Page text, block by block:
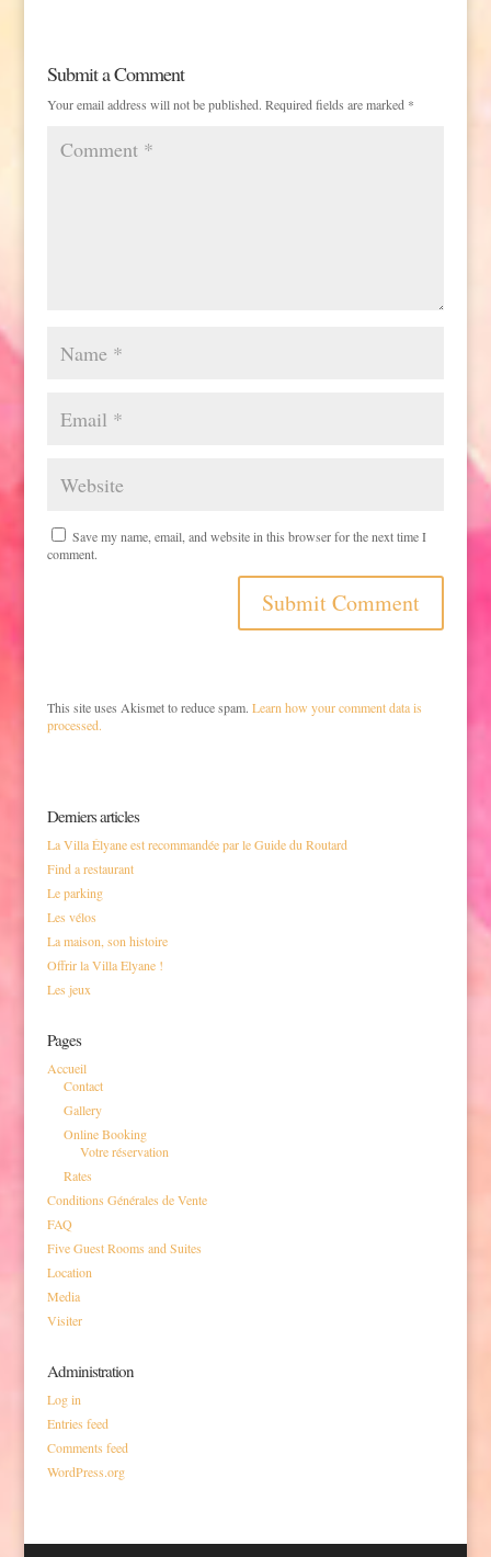
Submit a Comment
Your email address will not be published. Required fields are marked *
Save my name, email, and website in this browser for the next time I
comment.
This site uses Akismet to reduce spam. Learn how your comment data is
processed.
Derniers articles
La Villa Élyane est recommandée par le Guide du Routard
Find a restaurant
Le parking
Les vélos
La maison, son histoire
Offrir la Villa Elyane !
Les jeux
Pages
Accueil
Contact
Gallery
Online Booking
Votre réservation
Rates
Conditions Générales de Vente
FAQ
Five Guest Rooms and Suites
Location
Media
Visiter
Administration
Log in
Entries feed
Comments feed
WordPress.org